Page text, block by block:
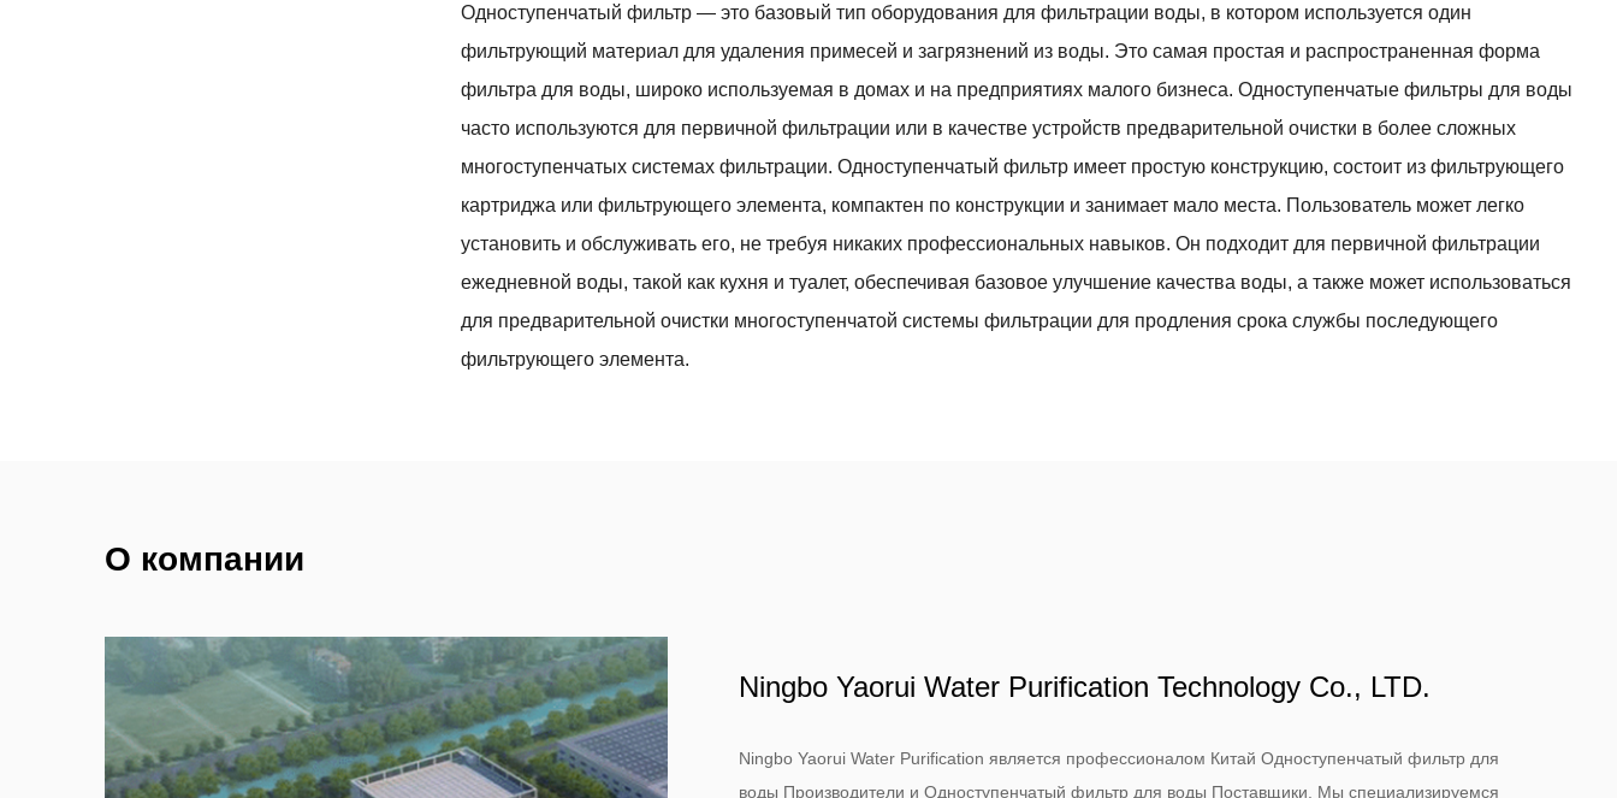
Одноступенчатый фильтр — это базовый тип оборудования для фильтрации воды, в котором используется один
фильтрующий материал для удаления примесей и загрязнений из воды. Это самая простая и распространенная форма
фильтра для воды, широко используемая в домах и на предприятиях малого бизнеса. Одноступенчатые фильтры для воды
часто используются для первичной фильтрации или в качестве устройств предварительной очистки в более сложных
многоступенчатых системах фильтрации. Одноступенчатый фильтр имеет простую конструкцию, состоит из фильтрующего
картриджа или фильтрующего элемента, компактен по конструкции и занимает мало места. Пользователь может легко
установить и обслуживать его, не требуя никаких профессиональных навыков. Он подходит для первичной фильтрации
ежедневной воды, такой как кухня и туалет, обеспечивая базовое улучшение качества воды, а также может использоваться
для предварительной очистки многоступенчатой ​​системы фильтрации для продления срока службы последующего
фильтрующего элемента.
О компании
Ningbo Yaorui Water Purification Technology Co., LTD.
Ningbo Yaorui Water Purification является профессионалом Китай Одноступенчатый фильтр для
воды Производители и Одноступенчатый фильтр для воды Поставщики . Мы специализируемся